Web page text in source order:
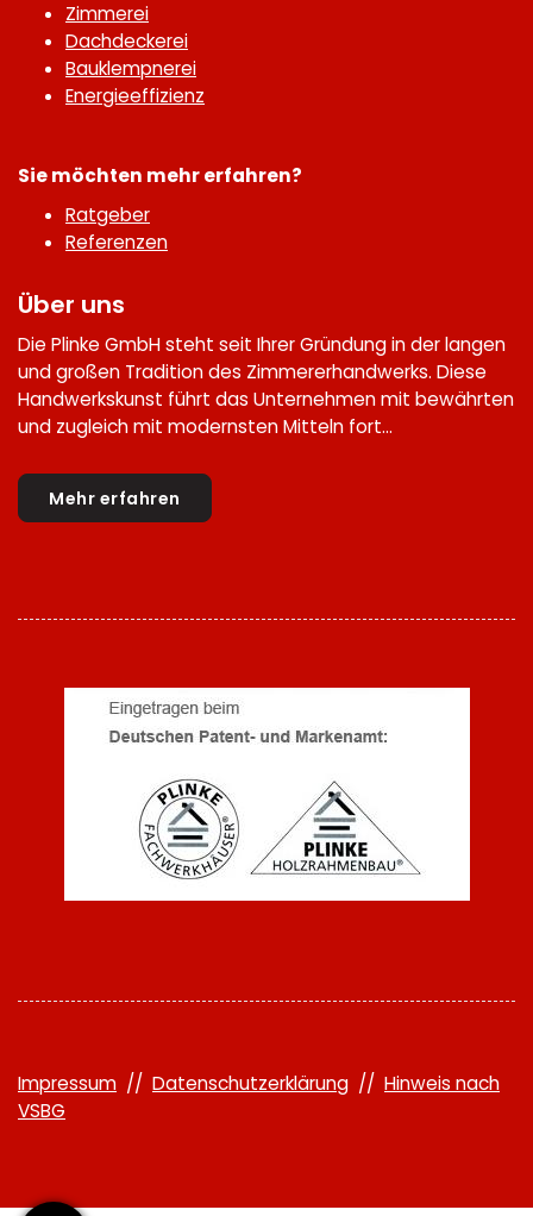
Zimmerei
Dachdeckerei
Bauklempnerei
Energieeffizienz
Sie möchten mehr erfahren?
Ratgeber
Referenzen
Über uns
Die Plinke GmbH steht seit Ihrer Gründung in der langen
und großen Tradition des Zimmererhandwerks. Diese
Handwerkskunst führt das Unternehmen mit bewährten
und zugleich mit modernsten Mitteln fort...
Mehr erfahren
Impressum // Datenschutzerklärung // Hinweis nach
VSBG